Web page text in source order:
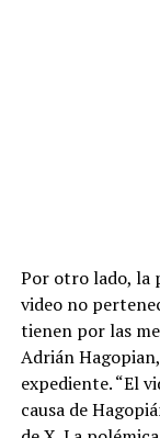
Por otro lado, la
video no
tienen por las
Adrián
expediente. “El
causa de